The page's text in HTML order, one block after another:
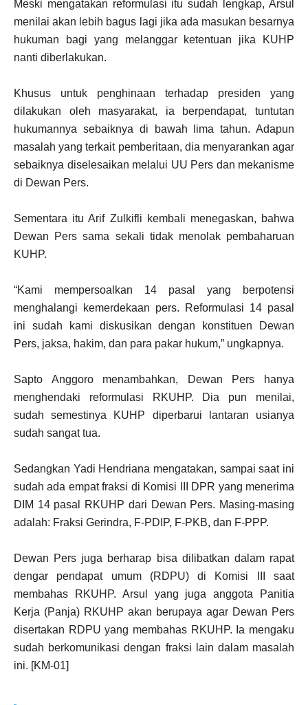
Meski mengatakan reformulasi itu sudah lengkap, Arsul
menilai akan lebih bagus lagi jika ada masukan besarnya
hukuman bagi yang melanggar ketentuan jika KUHP
nanti diberlakukan.
Khusus untuk penghinaan terhadap presiden yang
dilakukan oleh masyarakat, ia berpendapat, tuntutan
hukumannya sebaiknya di bawah lima tahun. Adapun
masalah yang terkait pemberitaan, dia menyarankan agar
sebaiknya diselesaikan melalui UU Pers dan mekanisme
di Dewan Pers.
Sementara itu Arif Zulkifli kembali menegaskan, bahwa
Dewan Pers sama sekali tidak menolak pembaharuan
KUHP.
“Kami mempersoalkan 14 pasal yang berpotensi
menghalangi kemerdekaan pers. Reformulasi 14 pasal
ini sudah kami diskusikan dengan konstituen Dewan
Pers, jaksa, hakim, dan para pakar hukum,” ungkapnya.
Sapto Anggoro menambahkan, Dewan Pers hanya
menghendaki reformulasi RKUHP. Dia pun menilai,
sudah semestinya KUHP diperbarui lantaran usianya
sudah sangat tua.
Sedangkan Yadi Hendriana mengatakan, sampai saat ini
sudah ada empat fraksi di Komisi III DPR yang menerima
DIM 14 pasal RKUHP dari Dewan Pers. Masing-masing
adalah: Fraksi Gerindra, F-PDIP, F-PKB, dan F-PPP.
Dewan Pers juga berharap bisa dilibatkan dalam rapat
dengar pendapat umum (RDPU) di Komisi III saat
membahas RKUHP. Arsul yang juga anggota Panitia
Kerja (Panja) RKUHP akan berupaya agar Dewan Pers
disertakan RDPU yang membahas RKUHP. Ia mengaku
sudah berkomunikasi dengan fraksi lain dalam masalah
ini. [KM-01]